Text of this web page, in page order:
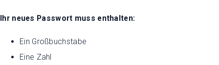
Ihr neues Passwort muss enthalten:
Ein Großbuchstabe
Eine Zahl